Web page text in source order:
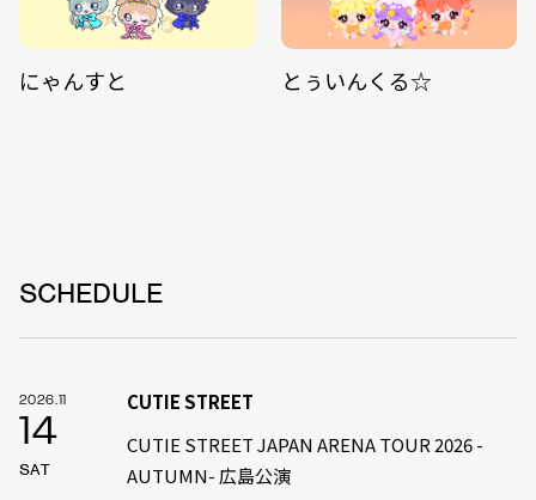
にゃんすと とぅいんくる☆
SCHEDULE
2026.11
14
SAT
CUTIE STREET
CUTIE STREET JAPAN ARENA TOUR 2026 -
AUTUMN- 広島公演